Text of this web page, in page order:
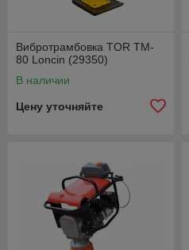
Вибротрамбовка TOR TM-
80 Loncin (29350)
В наличии
Цену уточняйте